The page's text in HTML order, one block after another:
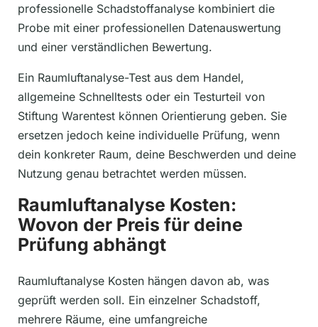
professionelle Schadstoffanalyse kombiniert die
Probe mit einer professionellen Datenauswertung
und einer verständlichen Bewertung.
Ein Raumluftanalyse-Test aus dem Handel,
allgemeine Schnelltests oder ein Testurteil von
Stiftung Warentest können Orientierung geben. Sie
ersetzen jedoch keine individuelle Prüfung, wenn
dein konkreter Raum, deine Beschwerden und deine
Nutzung genau betrachtet werden müssen.
Raumluftanalyse Kosten:
Wovon der Preis für deine
Prüfung abhängt
Raumluftanalyse Kosten hängen davon ab, was
geprüft werden soll. Ein einzelner Schadstoff,
mehrere Räume, eine umfangreiche